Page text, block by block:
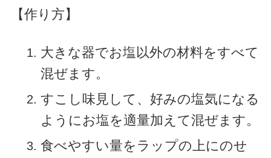
【作り方】
大きな器でお塩以外の材料をすべて
混ぜます。
すこし味見して、好みの塩気になる
ようにお塩を適量加えて混ぜます。
食べやすい量をラップの上にのせ